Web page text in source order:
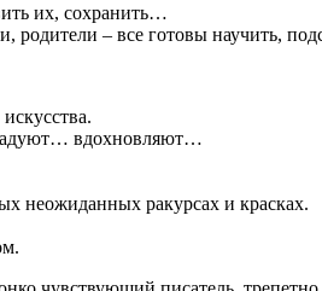
их, сохранить…
родители – все готовы научить,
вдохновляют…
неожиданных ракурсах и красках.